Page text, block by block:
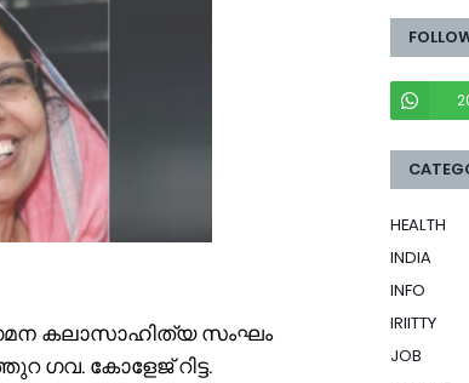
കലാസാഹിത്യ സംഘം
കോളേജ് റിട്ട.
HEALTH
INDIA
INFO
IRIITTY
JOB